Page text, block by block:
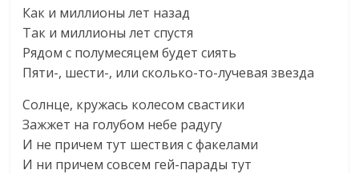
Как и миллионы лет назад
Так и миллионы лет спустя
Рядом с полумесяцем будет сиять
Пяти-, шести-, или сколько-то-лучевая звезда
Солнце, кружась колесом свастики
Зажжет на голубом небе радугу
И не причем тут шествия с факелами
И ни причем совсем гей-парады тут